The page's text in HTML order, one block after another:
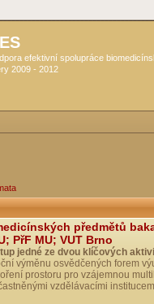
efektivní spolupráce
2009 - 2012
předmětů
PřF MU; VUT Brno
jedné ze dvou klíčových
výměnu osvědčených forem
prostoru pro vzájemnou
vzdělávacími